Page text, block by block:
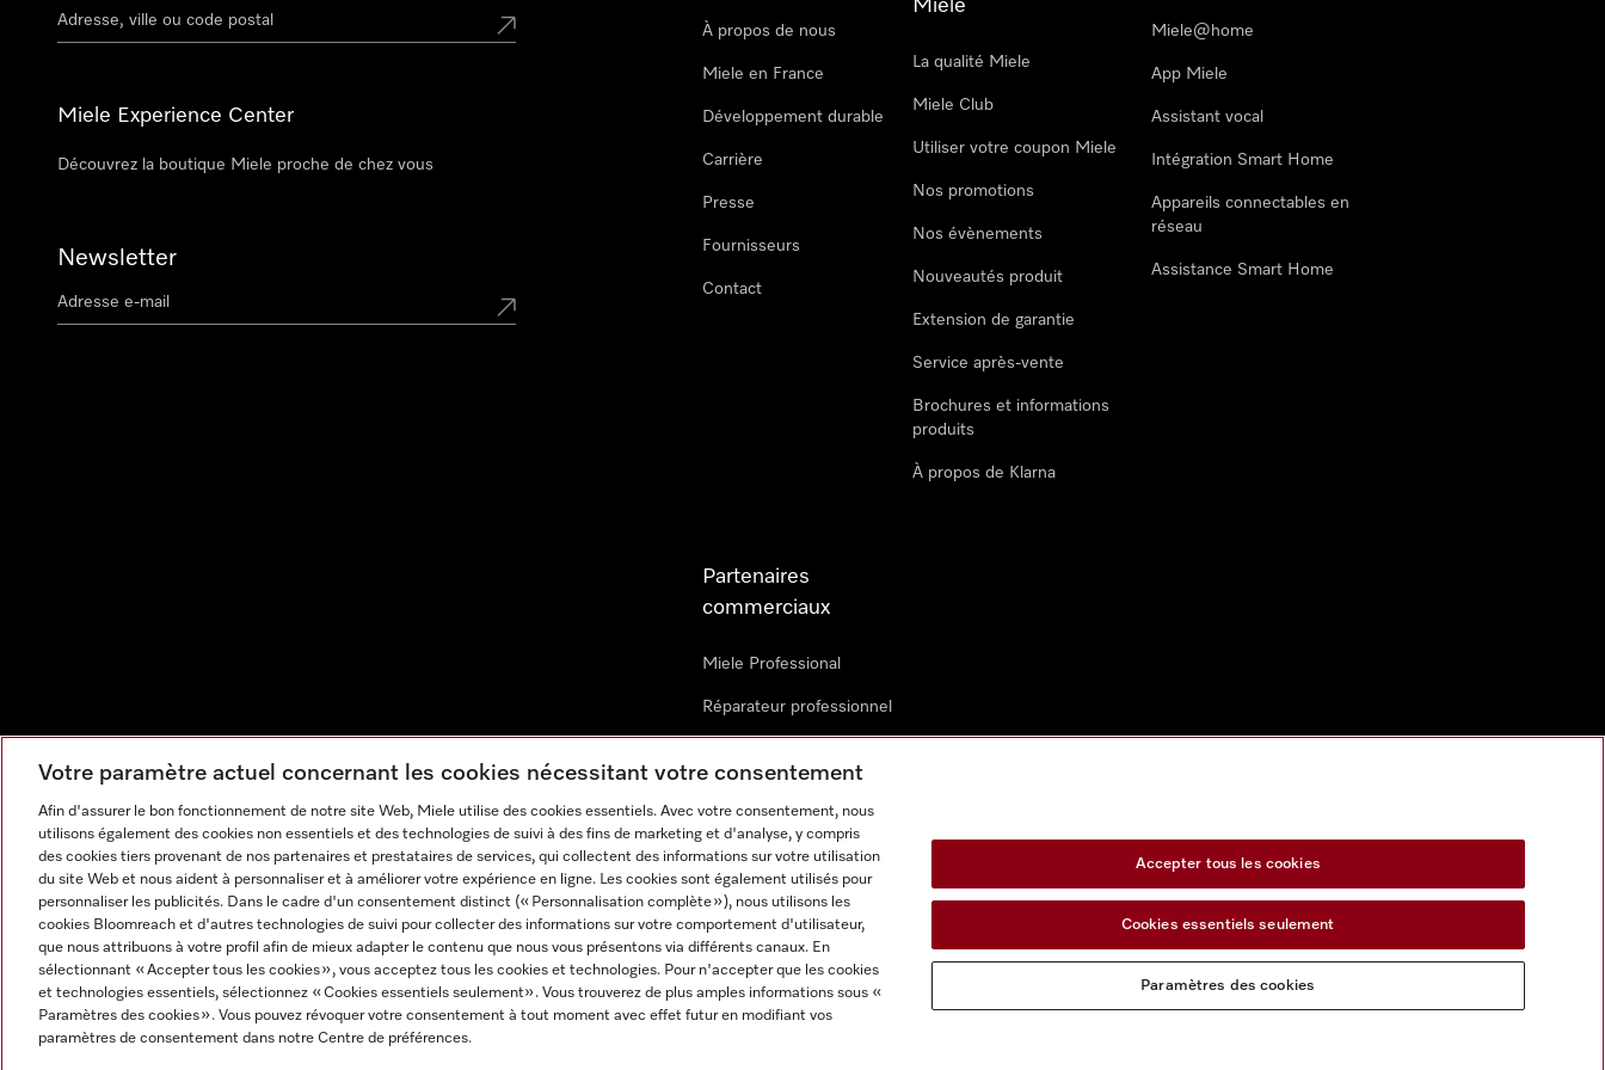
Miele Experience Center
Découvrez la boutique Miele proche de chez vous
Newsletter
À propos de nous
Miele en France
Développement durable
Carrière
Presse
Fournisseurs
Contact
Miele
La qualité Miele
Miele Club
Utiliser votre coupon Miele
Nos promotions
Nos évènements
Nouveautés produit
Extension de garantie
Service après-vente
Brochures et informations
produits
À propos de Klarna
Miele@home
App Miele
Assistant vocal
Intégration Smart Home
Appareils connectables en
réseau
Assistance Smart Home
Partenaires
commerciaux
Miele Professional
Réparateur professionnel
Revendeurs
Mentions légales CGV Protection des données Conditions d'utilisation Déclaration d'accessibilité
Paramètres des cookies
Votre paramètre actuel concernant les cookies nécessitant votre consentement
Afin d'assurer le bon fonctionnement de notre site Web, Miele utilise des cookies essentiels. Avec votre consentement, nous
utilisons également des cookies non essentiels et des technologies de suivi à des fins de marketing et d'analyse, y compris
des cookies tiers provenant de nos partenaires et prestataires de services, qui collectent des informations sur votre utilisation
du site Web et nous aident à personnaliser et à améliorer votre expérience en ligne. Les cookies sont également utilisés pour
personnaliser les publicités. Dans le cadre d'un consentement distinct (« Personnalisation complète »), nous utilisons les
cookies Bloomreach et d'autres technologies de suivi pour collecter des informations sur votre comportement d'utilisateur,
que nous attribuons à votre profil afin de mieux adapter le contenu que nous vous présentons via différents canaux. En
sélectionnant « Accepter tous les cookies », vous acceptez tous les cookies et technologies. Pour n'accepter que les cookies
et technologies essentiels, sélectionnez « Cookies essentiels seulement». Vous trouverez de plus amples informations sous «
Paramètres des cookies ». Vous pouvez révoquer votre consentement à tout moment avec effet futur en modifiant vos
paramètres de consentement dans notre Centre de préférences.
Accepter tous les cookies
Cookies essentiels seulement
Paramètres des cookies